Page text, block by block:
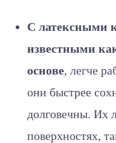
С латексными
известными
основе, легче
они быстрее
долговечны. Их
поверхностях,